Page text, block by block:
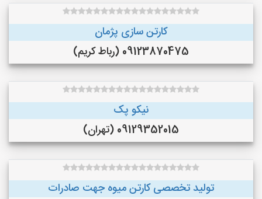
کارتن سازی پژمان
09123870475 (رباط کریم)
نیکو پک
09129352015 (تهران)
تولید تخصصی کارتن میوه جهت صادرات